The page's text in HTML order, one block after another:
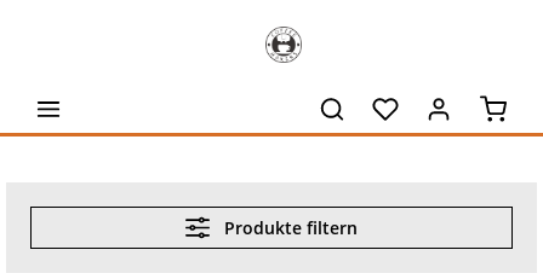
Produkte filtern